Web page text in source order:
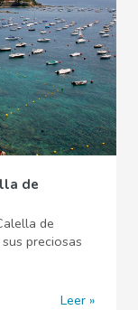
de
de
preciosas
Leer